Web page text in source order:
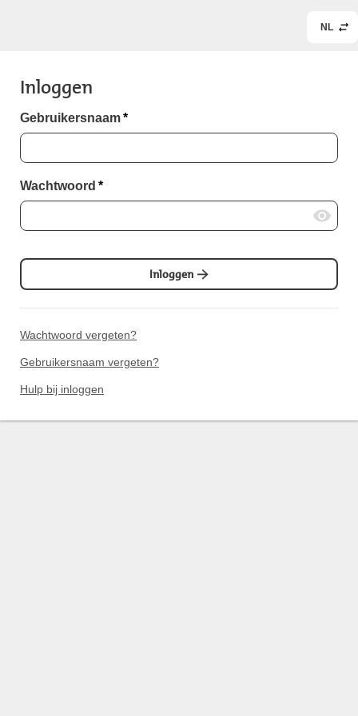
NL
Inloggen
Gebruikersnaam*
Wachtwoord *
Inloggen
Wachtwoord vergeten?
Gebruikersnaam vergeten?
Hulp bij inloggen